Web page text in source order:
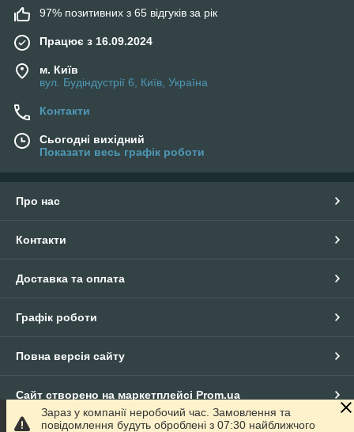
97% позитивних з 65 відгуків за рік
Працює з 16.09.2024
м. Київ
вул. Будіндустрії 6, Київ, Україна
Контакти
Сьогодні вихідний
Показати весь графік роботи
Про нас
Контакти
Доставка та оплата
Графік роботи
Повна версія сайту
Сайт створено на маркетплейсі Prom.ua
Зараз у компанії неробочий час. Замовлення та
повідомлення будуть оброблені з 07:30 найближчого